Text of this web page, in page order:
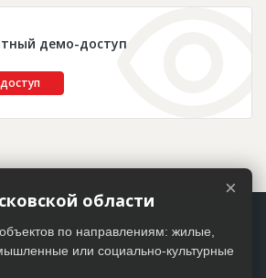
демо-доступ
×
области
по направлениям: жилые,
или социально-культурные